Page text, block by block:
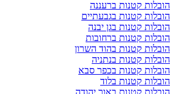
הובלות קטנות ברעננה
הובלות קטנות בגבעתיים
הובלות קטנות בגן יבנה
הובלות קטנות ברחובות
הובלות קטנות בהוד השרון
הובלות קטנות בנתניה
הובלות קטנות בכפר סבא
הובלות קטנות בלוד
הובלות קטנות באור יהודה